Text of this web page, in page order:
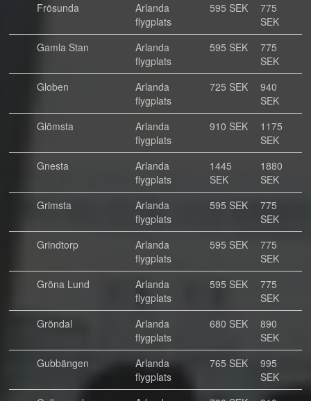
Frösunda
Arlanda
flygplats
595 SEK
775
SEK
Gamla Stan
Arlanda
flygplats
595 SEK
775
SEK
Globen
Arlanda
flygplats
725 SEK
940
SEK
Glömsta
Arlanda
flygplats
910 SEK
1175
SEK
Gnesta
Arlanda
flygplats
1445
SEK
1880
SEK
Grimsta
Arlanda
flygplats
595 SEK
775
SEK
Grindtorp
Arlanda
flygplats
595 SEK
775
SEK
Gröna Lund
Arlanda
flygplats
595 SEK
775
SEK
Gröndal
Arlanda
flygplats
680 SEK
890
SEK
Gubbängen
Arlanda
flygplats
765 SEK
995
SEK